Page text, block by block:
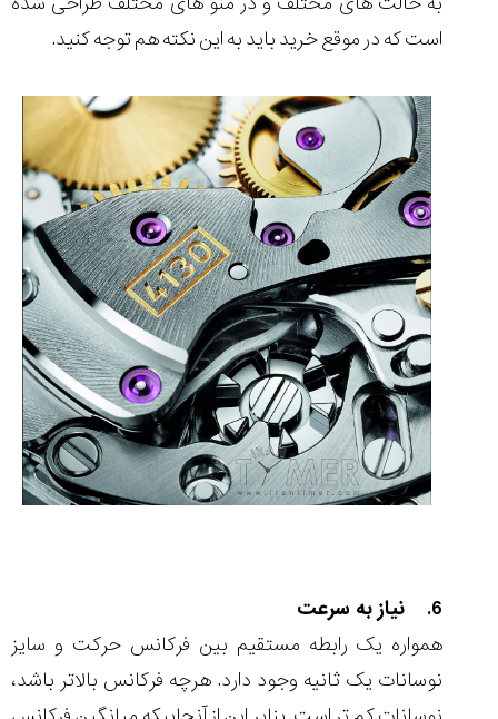
است که در موقع خرید باید به این نکته هم توجه کنید.
6. نیاز به سرعت
همواره یک رابطه مستقیم بین فرکانس حرکت و سایز
نوسانات یک ثانیه وجود دارد. هرچه فرکانس بالاتر باشد،